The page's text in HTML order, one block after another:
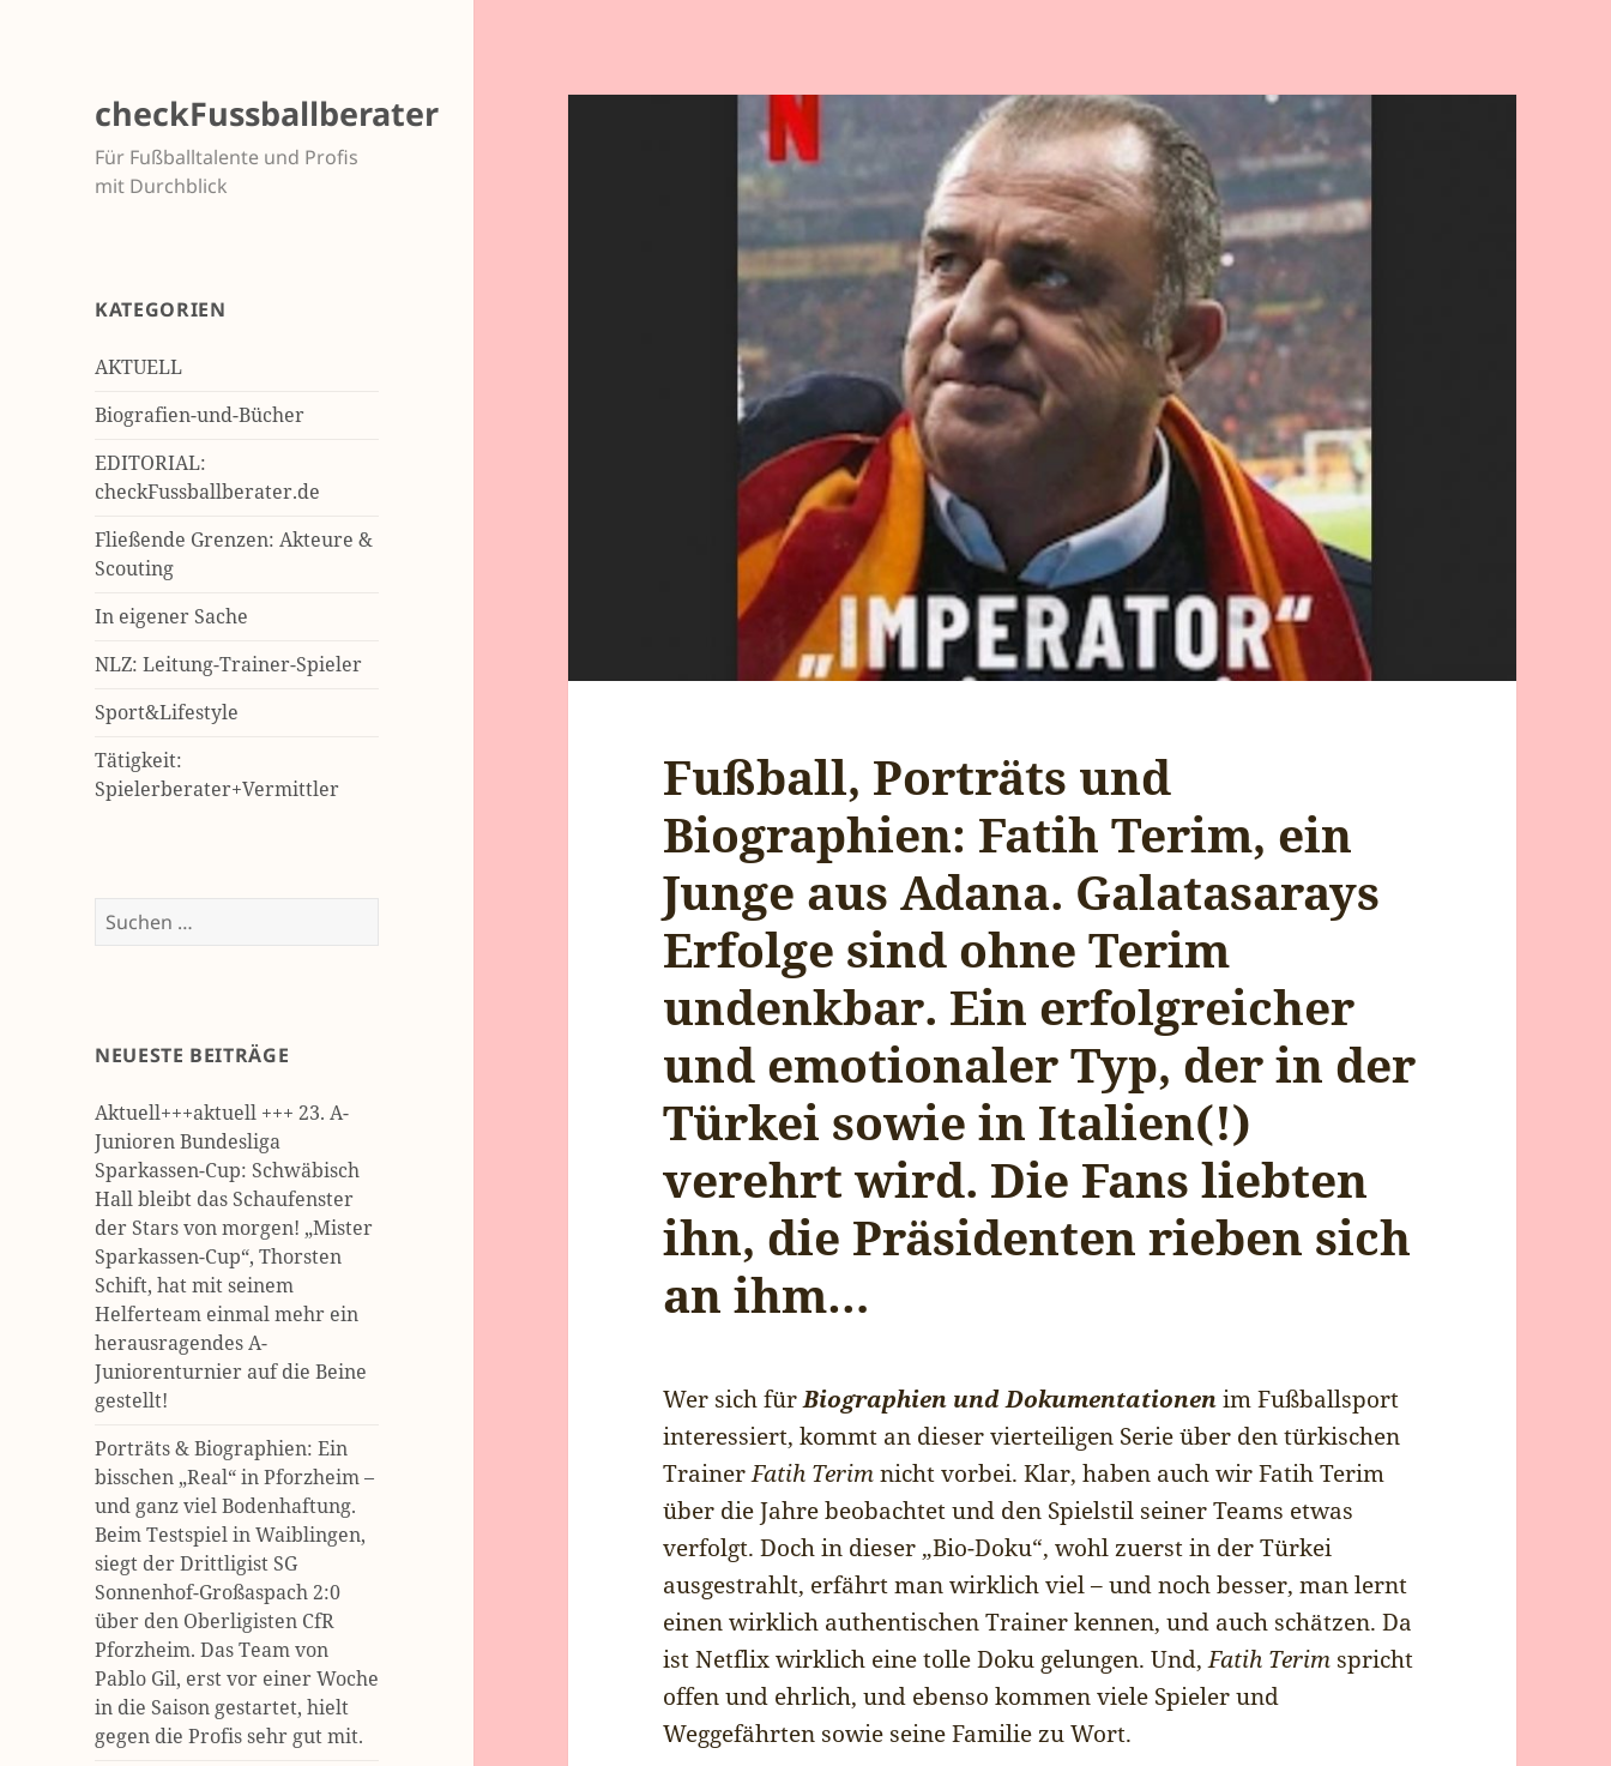
checkFussballberater
Für Fußballtalente und Profis
mit Durchblick
KATEGORIEN
AKTUELL
Biografien-und-Bücher
EDITORIAL:
checkFussballberater.de
Fließende Grenzen: Akteure &
Scouting
In eigener Sache
NLZ: Leitung-Trainer-Spieler
Sport&Lifestyle
Tätigkeit:
Spielerberater+Vermittler
Suchen
nach:
NEUESTE BEITRÄGE
Aktuell+++aktuell +++ 23. A-
Junioren Bundesliga
Sparkassen-Cup: Schwäbisch
Hall bleibt das Schaufenster
der Stars von morgen! „Mister
Sparkassen-Cup“, Thorsten
Schift, hat mit seinem
Helferteam einmal mehr ein
herausragendes A-
Juniorenturnier auf die Beine
gestellt!
Porträts & Biographien: Ein
bisschen „Real“ in Pforzheim –
und ganz viel Bodenhaftung.
Beim Testspiel in Waiblingen,
siegt der Drittligist SG
Sonnenhof-Großaspach 2:0
über den Oberligisten CfR
Pforzheim. Das Team von
Pablo Gil, erst vor einer Woche
in die Saison gestartet, hielt
gegen die Profis sehr gut mit.
Fußball, Porträts und
Biographien: Fatih Terim, ein
Junge aus Adana. Galatasarays
Erfolge sind ohne Terim
undenkbar. Ein erfolgreicher
und emotionaler Typ, der in der
Türkei sowie in Italien(!)
verehrt wird. Die Fans liebten
ihn, die Präsidenten rieben sich
an ihm…
Wer sich fürBiographien und Dokumentationenim Fußballsport
interessiert, kommt an dieser vierteiligen Serie über den türkischen
TrainerFatih Terimnicht vorbei. Klar, haben auch wir Fatih Terim
über die Jahre beobachtet und den Spielstil seiner Teams etwas
verfolgt. Doch in dieser „Bio-Doku“, wohl zuerst in der Türkei
ausgestrahlt, erfährt man wirklich viel – und noch besser, man lernt
einen wirklich authentischen Trainer kennen, und auch schätzen. Da
ist Netflix wirklich eine tolle Doku gelungen. Und,Fatih Terim spricht
offen und ehrlich, und ebenso kommen viele Spieler und
Weggefährten sowie seine Familie zu Wort.